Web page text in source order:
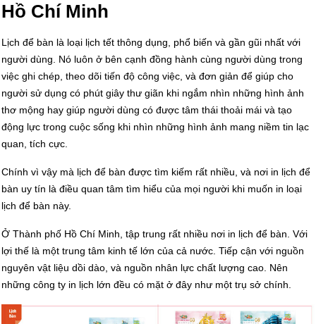
Hồ Chí Minh
Lịch để bàn là loại lịch tết thông dụng, phổ biến và gần gũi nhất với
người dùng. Nó luôn ở bên cạnh đồng hành cùng người dùng trong
việc ghi chép, theo dõi tiến độ công việc, và đơn giản để giúp cho
người sử dụng có phút giây thư giãn khi ngắm nhìn những hình ảnh
thơ mộng hay giúp người dùng có được tâm thái thoải mái và tạo
động lực trong cuộc sống khi nhìn những hình ảnh mang niềm tin lạc
quan, tích cực.
Chính vì vậy mà lịch để bàn được tìm kiếm rất nhiều, và nơi in lịch để
bàn uy tín là điều quan tâm tìm hiểu của mọi người khi muốn in loại
lịch để bàn này.
Ở Thành phố Hồ Chí Minh, tập trung rất nhiều nơi in lịch để bàn. Với
lợi thế là một trung tâm kinh tế lớn của cả nước. Tiếp cận với nguồn
nguyên vật liệu dồi dào, và nguồn nhân lực chất lượng cao. Nên
những công ty in lịch lớn đều có mặt ở đây như một trụ sở chính.